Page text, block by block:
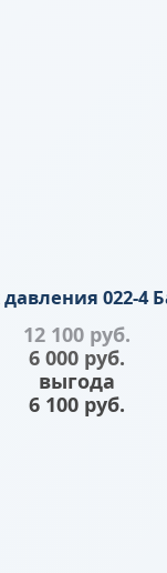
022-4
12 100 руб.
6 000 руб.
выгода
6 100 руб.